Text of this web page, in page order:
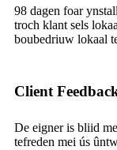
98 dagen foar
troch klant sels
boubedriuw lokaal
Client
De eigner is bliid
tefreden mei ús